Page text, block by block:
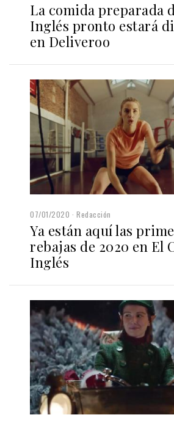
La comida preparada
Inglés pronto estará
en Deliveroo
07/01/2020 Redacción
Ya están aquí las
rebajas de 2020 en El
Inglés